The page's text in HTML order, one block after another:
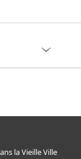
la Vieille Ville